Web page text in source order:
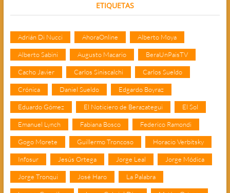
ETIQUETAS
Adrián Di Nucci AhoraOnline Alberto Moya
Alberto Sabini Augusto Macario BeraUnPaisTV
Cacho Javier Carlos Siniscalchi Carlos Sueldo
Crónica Daniel Sueldo Edgardo Boyraz
Eduardo Gómez El Noticiero de Berazategui El Sol
Emanuel Lynch Fabiana Bosco Federico Ramondi
Gogo Morete Guillermo Troncoso Horacio Verbitsky
Infosur Jesús Ortega Jorge Leal Jorge Módica
Jorge Tronqui José Haro La Palabra